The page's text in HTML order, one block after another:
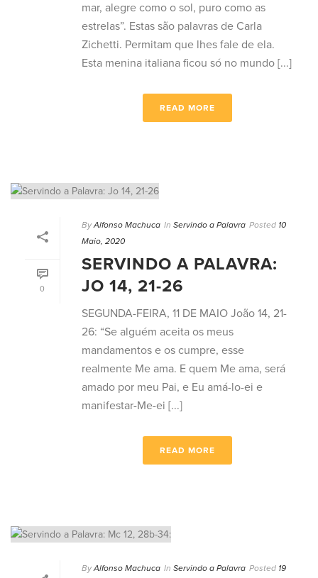
mar, alegre como o sol, puro como as
estrelas”. Estas são palavras de Carla
Zichetti. Permitam que lhes fale de ela.
Esta menina italiana ficou só no mundo [...]
READ MORE
0
By Alfonso Machuca In Servindo a Palavra Posted 10
Maio, 2020
SERVINDO A PALAVRA:
JO 14, 21-26
SEGUNDA-FEIRA, 11 DE MAIO João 14, 21-
26: “Se alguém aceita os meus
mandamentos e os cumpre, esse
realmente Me ama. E quem Me ama, será
amado por meu Pai, e Eu amá-lo-ei e
manifestar-Me-ei [...]
READ MORE
By Alfonso Machuca In Servindo a Palavra Posted 19